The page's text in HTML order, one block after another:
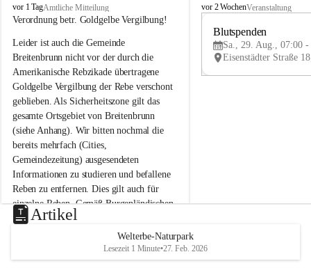
B
r
i
t
e
n
b
r
u
n
n
a
m
N
e
u
s
d
vor 1 TagAmtliche Mitteilung
Verordnung betr. Goldgelbe Vergilbung!
Leider ist auch die Gemeinde
Breitenbrunn nicht vor der durch die
Amerikanische Rebzikade übertragene
Goldgelbe Vergilbung der Rebe verschont
geblieben. Als Sicherheitszone gilt das
gesamte Ortsgebiet von Breitenbrunn
(siehe Anhang). Wir bitten nochmal die
bereits mehrfach (Cities,
Gemeindezeitung) ausgesendeten
Informationen zu studieren und befallene
Reben zu entfernen. Dies gilt auch für
einzelne Reben. Gemäß Burgenländischen
Weinbaugesetz sind nicht gepflegte oder
unzulässige Weingärten zu roden! Bitte
helfen wir zusammen um unsere Winzer
vor den prognostizierten Ernteausfällen
B
e
u
e
d
vor 2 WochenVeranstaltung
Blutspenden
Sa., 29. Aug., 07:00 -
Artikel
Welterbe-Naturpark
Lesezeit 1 Minute•27. Feb. 2026